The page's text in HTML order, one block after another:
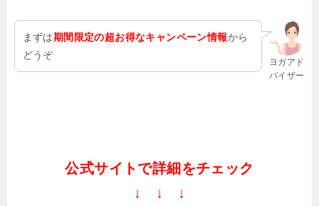
ヨガアド
バイザー
まずは期間限定の超お得なキャンペーン情報から
どうぞ
公式サイトで詳細をチェック
↓ ↓ ↓